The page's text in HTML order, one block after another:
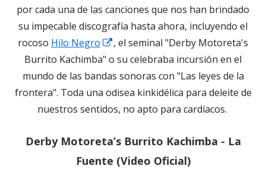
nueva
por cada una de las canciones que nos han brindado
su impecable discografía hasta ahora, incluyendo el
rocoso Hilo Negro
Abrir
en
una
ventana
nueva
, el seminal "Derby Motoreta's
Burrito Kachimba" o su celebraba incursión en el
mundo de las bandas sonoras con "Las leyes de la
frontera". Toda una odisea kinkidélica para deleite de
nuestros sentidos, no apto para cardíacos.
Derby Motoreta’s Burrito Kachimba - La
Fuente (Video Oficial)